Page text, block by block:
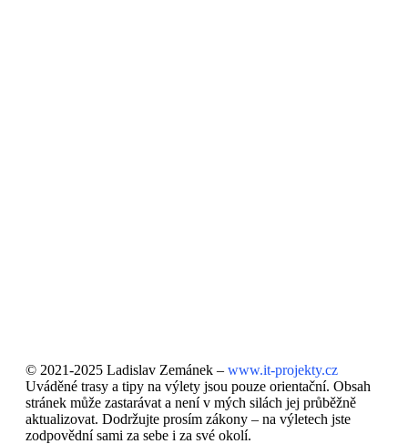
© 2021-2025 Ladislav Zemánek – www.it-projekty.cz
Uváděné trasy a tipy na výlety jsou pouze orientační. Obsah
stránek může zastarávat a není v mých silách jej průběžně
aktualizovat. Dodržujte prosím zákony – na výletech jste
zodpovědní sami za sebe i za své okolí.